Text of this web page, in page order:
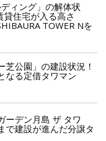
ィング」の解体状
住宅が入る高さ
TOWER Nを
公園」の建設状況！
なる定借タワマン
ーデン月島 ザ タワ
で建設が進んだ分譲タ